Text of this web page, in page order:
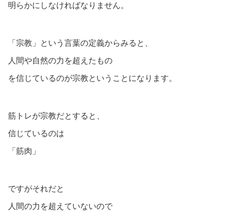
明らかにしなければなりません。
「宗教」という言葉の定義からみると、
人間や自然の力を超えたもの
を信じているのが宗教ということになります。
筋トレが宗教だとすると、
信じているのは
「筋肉」
ですがそれだと
人間の力を超えていないので